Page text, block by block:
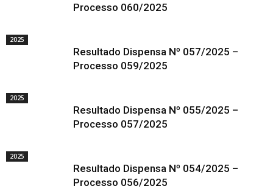
Processo 060/2025
2025
Resultado Dispensa Nº 057/2025 –
Processo 059/2025
2025
Resultado Dispensa Nº 055/2025 –
Processo 057/2025
2025
Resultado Dispensa Nº 054/2025 –
Processo 056/2025